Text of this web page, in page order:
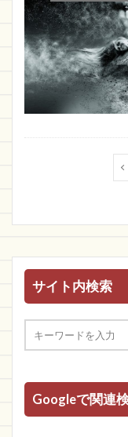
サイト内検索
Googleで関連